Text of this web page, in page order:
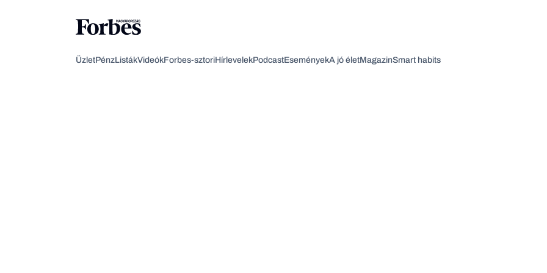
ÜzletPénzListákVideókForbes-sztoriHírlevelekPodcastEseményekA jó életMagazinSmart habits